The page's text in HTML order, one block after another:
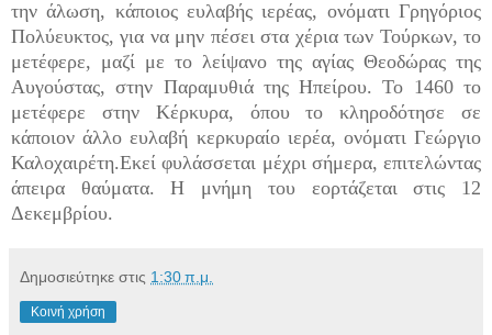
την άλωση, κάποιος ευλαβής ιερέας, ονόματι Γρηγόριος
Πολύευκτος, για να μην πέσει στα χέρια των Τούρκων, το
μετέφερε, μαζί με το λείψανο της αγίας Θεοδώρας της
Αυγούστας, στην Παραμυθιά της Ηπείρου. Το 1460 το
μετέφερε στην Κέρκυρα, όπου το κληροδότησε σε
κάποιον άλλο ευλαβή κερκυραίο ιερέα, ονόματι Γεώργιο
Καλοχαιρέτη.Εκεί φυλάσσεται μέχρι σήμερα, επιτελώντας
άπειρα θαύματα. Η μνήμη του εορτάζεται στις 12
Δεκεμβρίου.
Δημοσιεύτηκε στις 1:30 π.μ.
Κοινή χρήση